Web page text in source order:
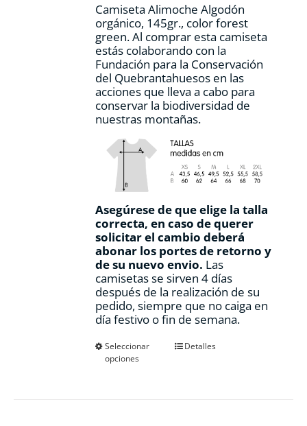
página
de
producto
Camiseta Alimoche Algodón
orgánico, 145gr., color forest
green. Al comprar esta camiseta
estás colaborando con la
Fundación para la Conservación
del Quebrantahuesos en las
acciones que lleva a cabo para
conservar la biodiversidad de
nuestras montañas.
Asegúrese de que elige la talla
correcta, en caso de querer
solicitar el cambio deberá
abonar los portes de retorno y
de su nuevo envio. Las
camisetas se sirven 4 días
después de la realización de su
pedido, siempre que no caiga en
día festivo o fin de semana.
Seleccionar
opciones
EsteDetalles